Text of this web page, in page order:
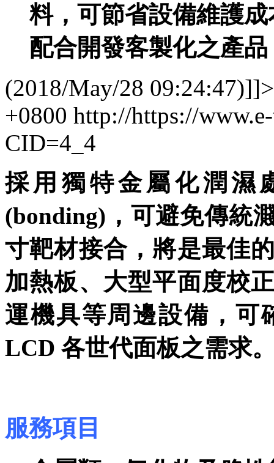
料，可節省設備維護
配合開發客製化之產
(2018/May/28 09:24:47)]]>
+0800 http://https://
CID=4_4
採用獨特金屬化潤濕
(bonding)，可避免傳統
寸靶材接合，將是最佳
加熱板、大型平面度校
運機具等周邊設備，可
LCD 各世代面板之需求
服務項目